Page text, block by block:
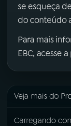
se esqueça
do conteúdo
Para mais
EBC, acesse
Veja mais do
Carregando